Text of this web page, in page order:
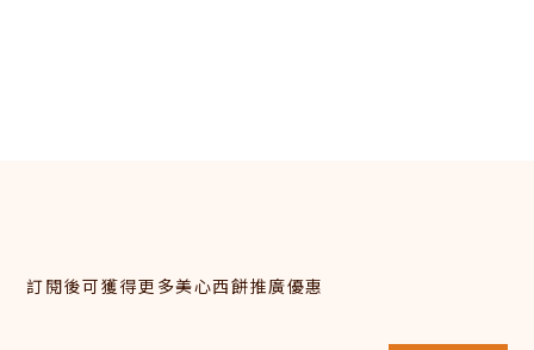
訂閱後可獲得更多美心西餅推廣優惠